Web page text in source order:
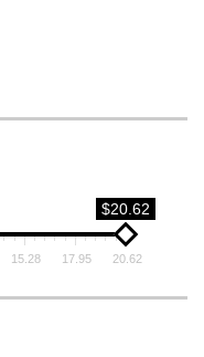
$20.62
15.28 17.95 20.62